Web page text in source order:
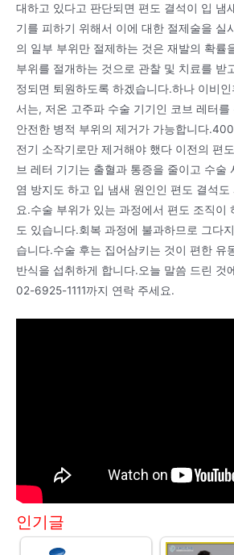
대하고 있다고 판단되면 편도 결석이 입 냄
기를 피하기 위해서 이에 대한 절제술을 실
의 일부 부위만 절제하는 것은 재발의 확률
부위를 절개하는 것으로 관찰 및 치료를 받
정되면 퇴원하도록 하겠습니다.하나 이비
서는, 저온 고주파 수술 기기인 코브 레터를
안전한 병적 부위의 제거가 가능합니다
전기 소작기로만 제거해야 했다 이전의 편
브 레터 기기는 출혈과 통증을 줄이고 수술
염 방지도 하고 입 냄새 원인인 편도 결석도
요.수술 부위가 있는 과정에서 편도 조직이
도 있습니다.회복 과정에 불과하므로 그다
습니다.수술 후는 집어삼키는 것이 편한 유
반식을 섭취하게 합니다.오늘 말씀 드린 것
02-6925-1111까지 연락 주세요.
인기글